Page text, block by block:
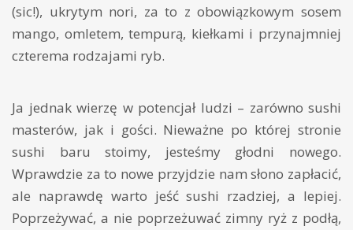
(sic!), ukrytym nori, za to z obowiązkowym sosem
mango, omletem, tempurą, kiełkami i przynajmniej
czterema rodzajami ryb.
Ja jednak wierzę w potencjał ludzi – zarówno sushi
masterów, jak i gości. Nieważne po której stronie
sushi baru stoimy, jesteśmy głodni nowego.
Wprawdzie za to nowe przyjdzie nam słono zapłacić,
ale naprawdę warto jeść sushi rzadziej, a lepiej.
Poprzeżywać, a nie poprzeżuwać zimny ryż z podłą,